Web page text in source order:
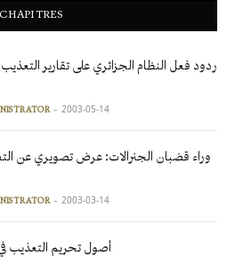
CHAPITRES
ردود فعل النظام الجزائري على تقارير
2003-05-14
وراء قضبان الجنرالات: عرض تصويري عن
2003-03-14
أصول تحريم التعذيب في